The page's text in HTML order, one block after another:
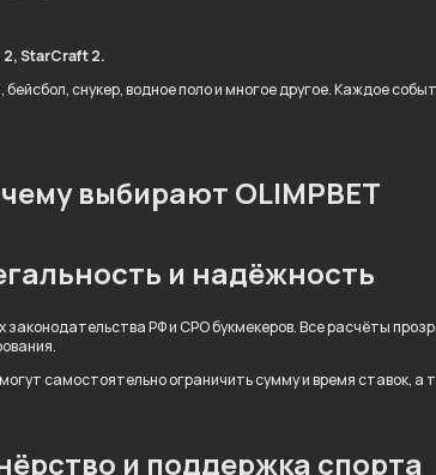
2, StarCraft 2.
снукер, водное поло и многое другое. Каждое
выбирают OLIMPBET
и надёжность
РФ и СРО букмекеров. Все расчёты
самостоятельно ограничить сумму и время ставок, а
и поддержка спорта